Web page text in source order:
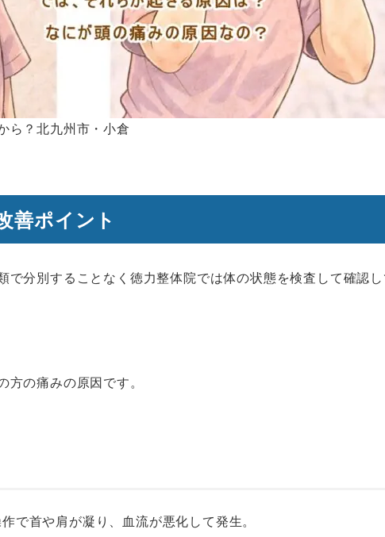
ら？北九州市・小倉
善ポイント
で分別することなく徳力整体院では体の状態を検査して確認し
の痛みの原因です。
で首や肩が凝り、血流が悪化して発生。